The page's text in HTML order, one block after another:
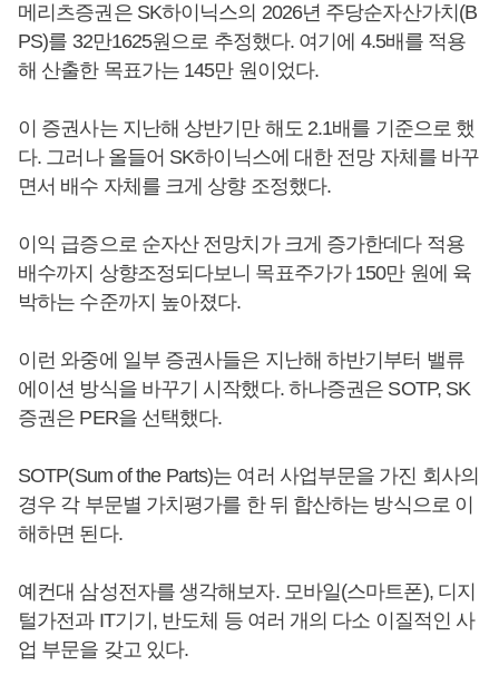
메리츠증권은 SK하이닉스의 2026년 주당순자산가치(B
PS)를 32만1625원으로 추정했다. 여기에 4.5배를 적용
해 산출한 목표가는 145만 원이었다.
이 증권사는 지난해 상반기만 해도 2.1배를 기준으로 했
다. 그러나 올들어 SK하이닉스에 대한 전망 자체를 바꾸
면서 배수 자체를 크게 상향 조정했다.
이익 급증으로 순자산 전망치가 크게 증가한데다 적용
배수까지 상향조정되다보니 목표주가가 150만 원에 육
박하는 수준까지 높아졌다.
이런 와중에 일부 증권사들은 지난해 하반기부터 밸류
에이션 방식을 바꾸기 시작했다. 하나증권은 SOTP, SK
증권은 PER을 선택했다.
SOTP(Sum of the Parts)는 여러 사업부문을 가진 회사의
경우 각 부문별 가치평가를 한 뒤 합산하는 방식으로 이
해하면 된다.
예컨대 삼성전자를 생각해보자. 모바일(스마트폰), 디지
털가전과 IT기기, 반도체 등 여러 개의 다소 이질적인 사
업 부문을 갖고 있다.